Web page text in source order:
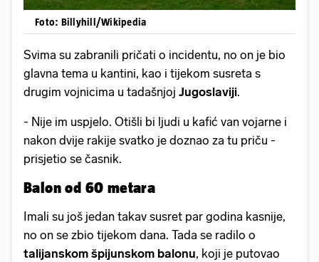
Foto: Billyhill/Wikipedia
Svima su zabranili pričati o incidentu, no on je bio
glavna tema u kantini, kao i tijekom susreta s
drugim vojnicima u tadašnjoj Jugoslaviji.
- Nije im uspjelo. Otišli bi ljudi u kafić van vojarne i
nakon dvije rakije svatko je doznao za tu priču -
prisjetio se časnik.
Balon od 60 metara
Imali su još jedan takav susret par godina kasnije,
no on se zbio tijekom dana. Tada se radilo o
talijanskom špijunskom balonu, koji je putovao